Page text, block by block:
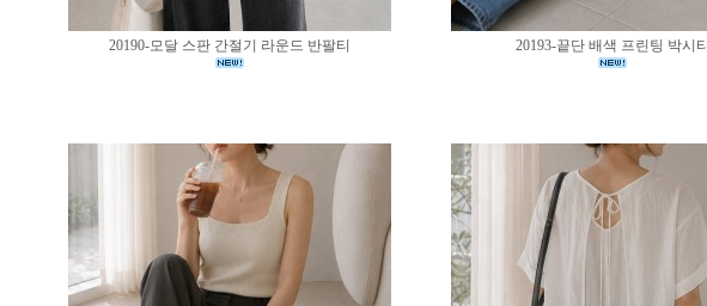
20190-모달 스판 간절기 라운드 반팔티 20193-끝단 배색 프린팅 박시티